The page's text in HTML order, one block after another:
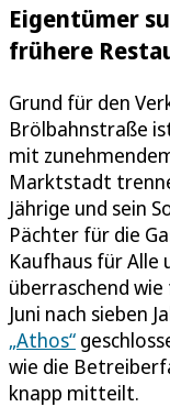
Eigentümer
frühere
Grund für den
Brölbahnstraße
mit
Marktstadt
Jährige und sein
Pächter für die
Kaufhaus für Alle
überraschend
Juni nach sieben
„Athos“
wie die
knapp mitteilt.